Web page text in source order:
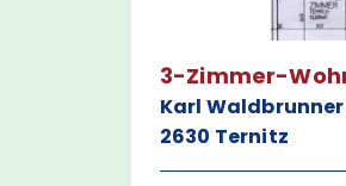
3-Zimmer-
Karl Waldbrunner
2630 Ternitz